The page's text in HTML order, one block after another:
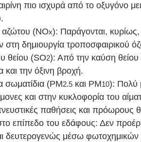
πιο ισχυρά από το οξυγόνο
αζώτου (ΝΟx): Παράγονται, κυρίως,
στη δημιουργία τροποσφαιρικού
θείου (SO2): Από την καύση θείου
την όξινη βροχή.
σωματίδια (PM2.5 και ΡΜ10): Πολύ
και στην κυκλοφορία του
παθήσεις και πρόωρους
επίπεδο του εδάφους: Δεν
δευτερογενώς μέσω